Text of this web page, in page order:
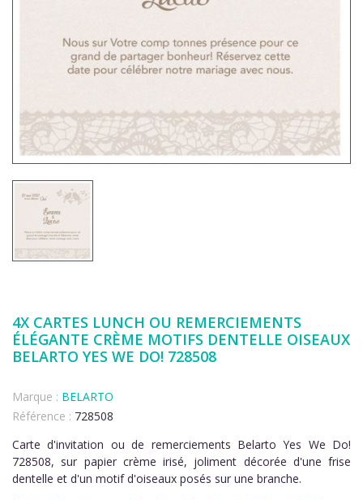
4X CARTES LUNCH OU REMERCIEMENTS
ÉLÉGANTE CRÈME MOTIFS DENTELLE OISEAUX
BELARTO YES WE DO! 728508
Marque : BELARTO
Référence : 728508
Carte d'invitation ou de remerciements Belarto Yes We Do!
728508, sur papier crème irisé, joliment décorée d'une frise
dentelle et d'un motif d'oiseaux posés sur une branche.